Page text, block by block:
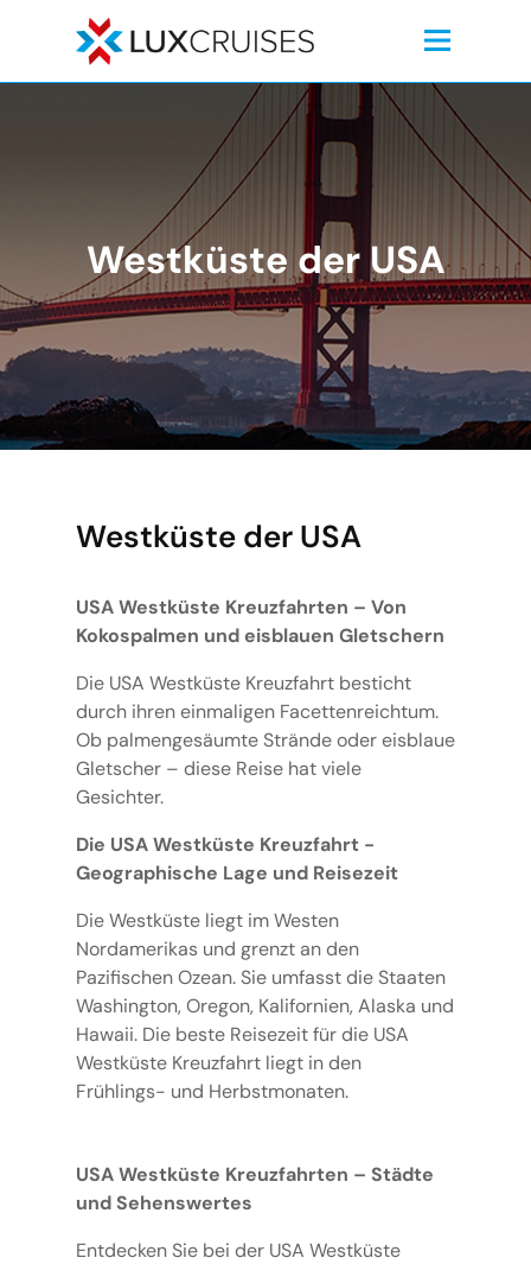
Westküste der USA
Westküste der USA
USA Westküste Kreuzfahrten – Von
Kokospalmen und eisblauen Gletschern
Die USA Westküste Kreuzfahrt besticht
durch ihren einmaligen Facettenreichtum.
Ob palmengesäumte Strände oder eisblaue
Gletscher – diese Reise hat viele
Gesichter.
Die USA Westküste Kreuzfahrt -
Geographische Lage und Reisezeit
Die Westküste liegt im Westen
Nordamerikas und grenzt an den
Pazifischen Ozean. Sie umfasst die Staaten
Washington, Oregon, Kalifornien, Alaska und
Hawaii. Die beste Reisezeit für die USA
Westküste Kreuzfahrt liegt in den
Frühlings- und Herbstmonaten.
USA Westküste Kreuzfahrten – Städte
und Sehenswertes
Entdecken Sie bei der USA Westküste